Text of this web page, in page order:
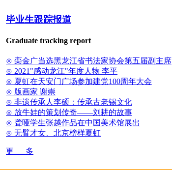
毕业生跟踪报道
Graduate tracking report
⊙ 栾金广当选黑龙江省书法家协会第五届副主席
⊙ 2021"感动龙江"年度人物 李平
⊙ 夏虹在天安门广场参加建党100周年大会
⊙ 版画家 谢崇
⊙ 非遗传承人李硕：传承古老锡文化
⊙ 放牛娃的策划传奇——刘耕的故事
⊙ 聋哑学生张越作品在中国美术馆展出
⊙ 无臂才女、北京榜样夏虹
更 多